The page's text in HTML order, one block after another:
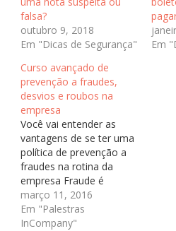
falsa?
outubro 9, 2018
Em "Dicas de Segurança"
Em
Curso avançado de
prevenção a fraudes,
desvios e roubos na
empresa
Você vai entender as
vantagens de se ter uma
política de prevenção a
fraudes na rotina da
empresa Fraude é
qualquer prejuízo ou
dano que venha a ser
causado por agentes
março 11, 2016
Em "Palestras
InCompany"